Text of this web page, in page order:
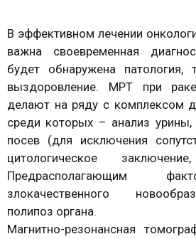
В эффективном лечении
важна своевременная
будет обнаружена
выздоровление. МРТ при
делают на ряду с комплексом
среди которых – анализ урины,
посев (для исключения
цитологическое
Предрасполагающим
злокачественного
полипоз органа.
Магнитно-резонансная